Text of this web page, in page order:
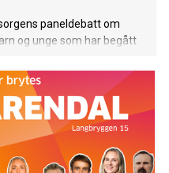
paneldebatt om
og unge som har begått